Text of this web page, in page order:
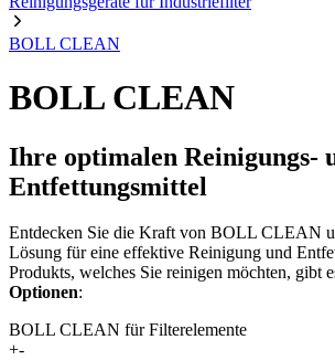
BOLL CLEAN
BOLL CLEAN
Ihre optimalen Reinigungs-
Entfettungsmittel
Entdecken Sie die Kraft von BOLL CLEAN
Lösung für eine effektive Reinigung und
Produkts, welches Sie reinigen möchten, gibt
Optionen:
BOLL CLEAN für Filterelemente
+-